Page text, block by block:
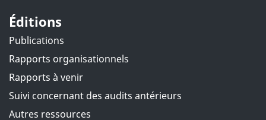
Éditions
Publications
Rapports organisationnels
Rapports à venir
Suivi concernant des audits antérieurs
Autres ressources